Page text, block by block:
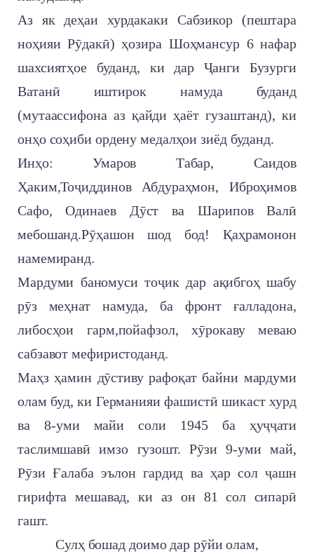
Аз як деҳаи хурдакаки Сабзикор (пештара
ноҳияи Рӯдакӣ) ҳозира Шоҳмансур 6 нафар
шахсиятҳое буданд, ки дар Ҷанги Бузурги
Ватанӣ иштирок намуда буданд
(мутаассифона аз қайди ҳаёт гузаштанд), ки
онҳо соҳиби ордену медалҳои зиёд буданд.
Инҳо: Умаров Табар, Саидов
Ҳаким,Тоҷиддинов Абдураҳмон, Иброҳимов
Сафо, Одинаев Дӯст ва Шарипов Валӣ
мебошанд.Рӯҳашон шод бод! Қаҳрамонон
намемиранд.
Мардуми баномуси тоҷик дар ақибгоҳ шабу
рӯз меҳнат намуда, ба фронт ғалладона,
либосҳои гарм,пойафзол, хӯрокаву меваю
сабзавот мефиристоданд.
Маҳз ҳамин дӯстиву рафоқат байни мардуми
олам буд, ки Германияи фашистӣ шикаст хурд
ва 8-уми майи соли 1945 ба ҳуҷҷати
таслимшавӣ имзо гузошт. Рӯзи 9-уми май,
Рӯзи Ғалаба эълон гардид ва ҳар сол ҷашн
гирифта мешавад, ки аз он 81 сол сипарӣ
гашт.
Сулҳ бошад доимо дар рӯйи олам,